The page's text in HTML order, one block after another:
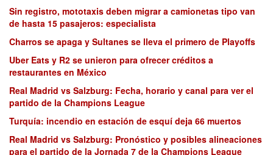
Sin registro, mototaxis deben migrar a camionetas tipo van
de hasta 15 pasajeros: especialista
Charros se apaga y Sultanes se lleva el primero de Playoffs
Uber Eats y R2 se unieron para ofrecer créditos a
restaurantes en México
Real Madrid vs Salzburg: Fecha, horario y canal para ver el
partido de la Champions League
Turquía: incendio en estación de esquí deja 66 muertos
Real Madrid vs Salzburg: Pronóstico y posibles alineaciones
para el partido de la Jornada 7 de la Champions League